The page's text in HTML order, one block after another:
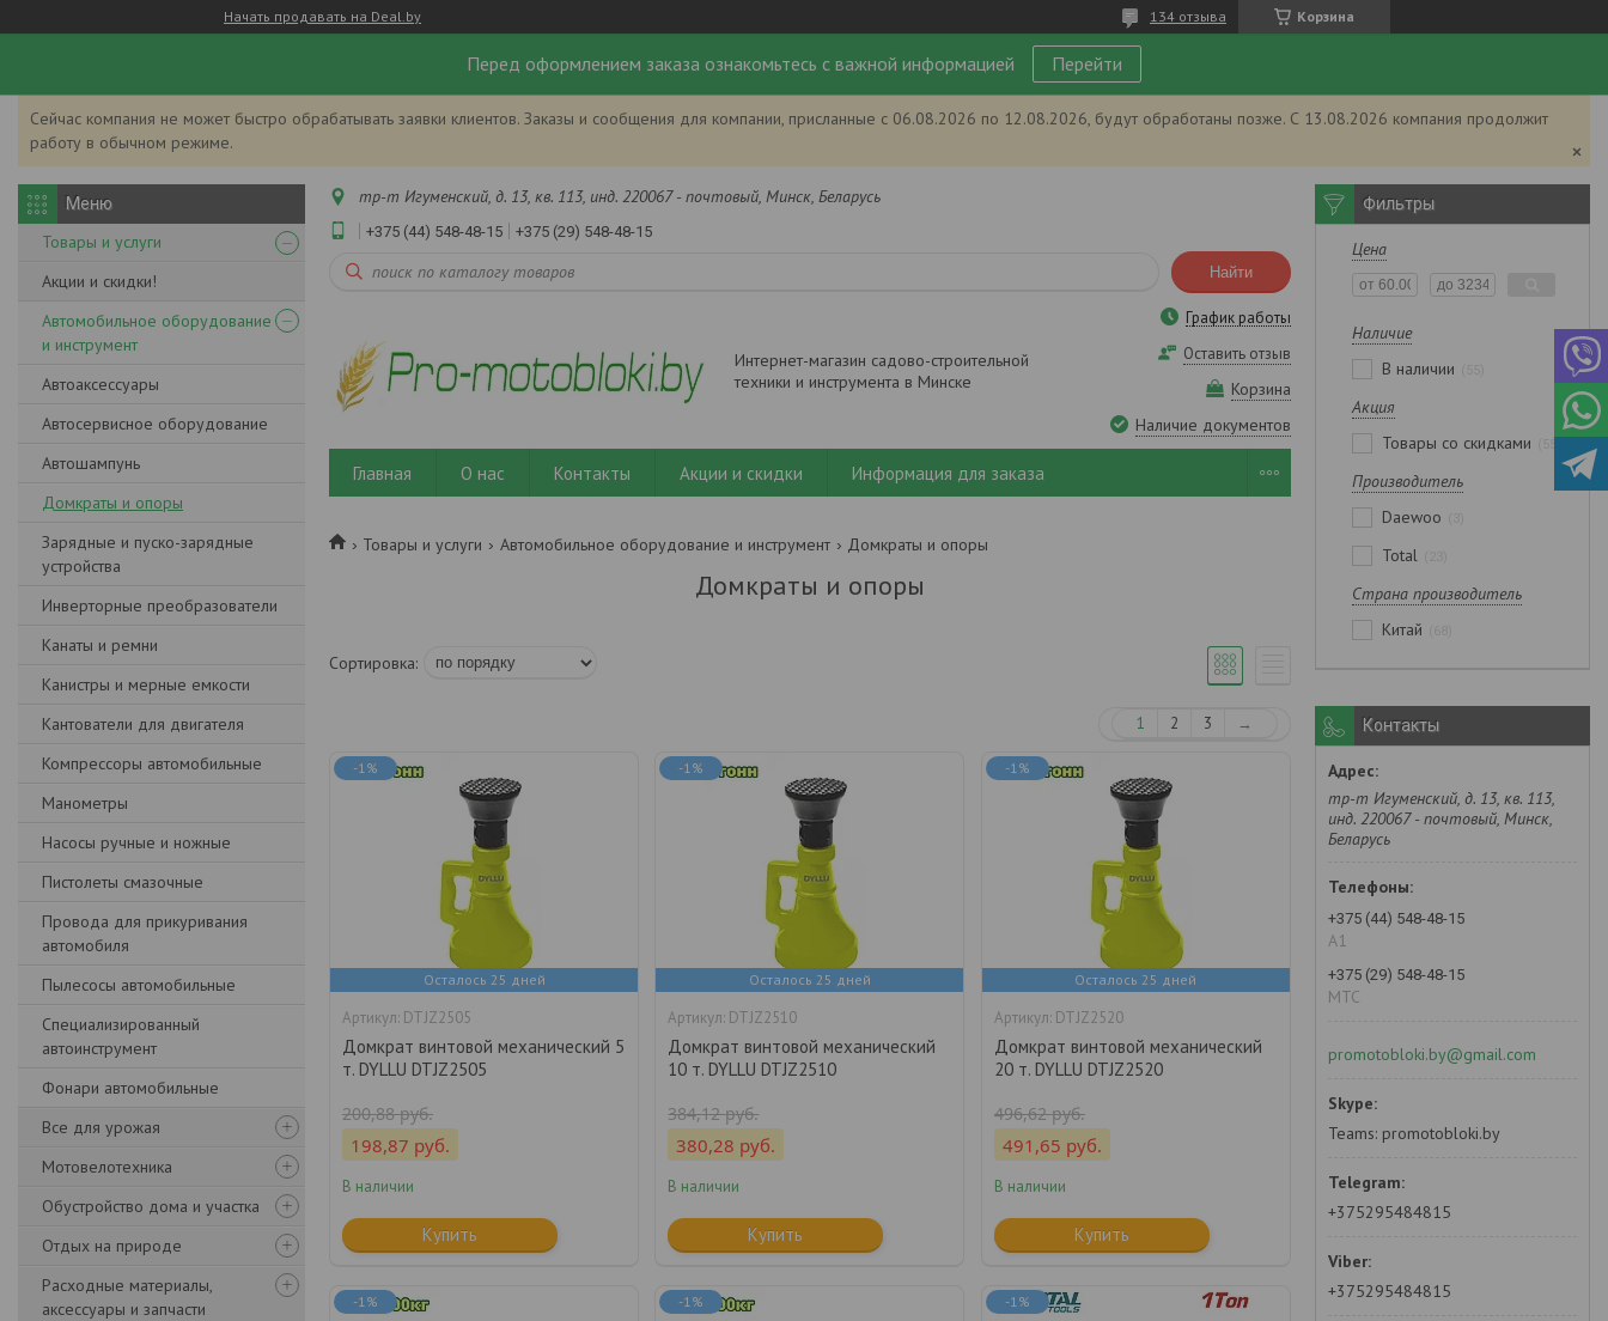
Начать продавать на Deal.by Корзина
134 отзыва
Перед оформлением заказа ознакомьтесь с важной информацией Перейти
Сейчас компания не может быстро обрабатывать заявки клиентов. Заказы и сообщения для компании, присланные с 06.08.2026 по 12.08.2026, будут обработаны позже. С 13.08.2026 компания продолжит
работу в обычном режиме.
Товары и услуги
Акции и скидки!
Автомобильное оборудование
и инструмент
Автоаксессуары
Автосервисное оборудование
Автошампунь
Домкраты и опоры
Зарядные и пуско-зарядные
устройства
Инверторные преобразователи
Канаты и ремни
Канистры и мерные емкости
Кантователи для двигателя
Компрессоры автомобильные
Манометры
Насосы ручные и ножные
Пистолеты смазочные
Провода для прикуривания
автомобиля
Пылесосы автомобильные
Специализированный
автоинструмент
Фонари автомобильные
Все для урожая
Мотовелотехника
Обустройство дома и участка
Отдых на природе
Расходные материалы,
аксессуары и запчасти
тр-т Игуменский, д. 13, кв. 113, инд. 220067 - почтовый, Минск, Беларусь
+375 (44) 548-48-15 +375 (29) 548-48-15
Найти
Интернет-магазин садово-строительной
техники и инструмента в Минске
График работы
Оставить отзыв
Корзина
Наличие документов
Главная О нас Контакты Акции и скидки Информация для заказа
Товары и услуги Автомобильное оборудование и инструмент Домкраты и опоры
Домкраты и опоры
1 2 3 →
-1%
Осталось 25 дней
DTJZ2505
Домкрат винтовой механический 5
т. DYLLU DTJZ2505
200,88руб.
198,87 руб.
В наличии
Купить
-1%
Осталось 25 дней
DTJZ2510
Домкрат винтовой механический
10 т. DYLLU DTJZ2510
384,12руб.
380,28 руб.
В наличии
Купить
-1%
Осталось 25 дней
DTJZ2520
Домкрат винтовой механический
20 т. DYLLU DTJZ2520
496,62руб.
491,65 руб.
В наличии
Купить
-1% -1% -1%
Фильтры
Цена
Наличие
В наличии
Акция
Товары со скидками
Производитель
Daewoo
Total
Страна производитель
Китай
Контакты
тр-т Игуменский, д. 13, кв. 113,
инд. 220067 - почтовый, Минск,
Беларусь
+375 (44) 548-48-15
А1
+375 (29) 548-48-15
MTC
promotobloki.by@gmail.com
Teams: promotobloki.by
+375295484815
+375295484815